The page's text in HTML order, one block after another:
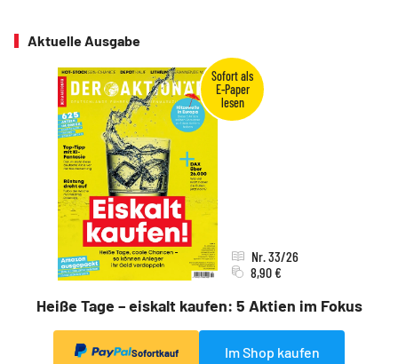
Aktuelle Ausgabe
Heiße Tage – eiskalt kaufen: 5 Aktien im Fokus
Nr. 33/26
8,90 €
Sofortkauf Im Shop kaufen